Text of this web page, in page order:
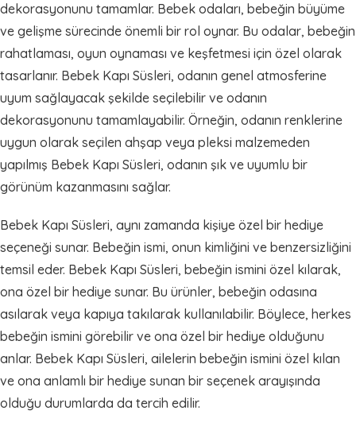
dekorasyonunu tamamlar. Bebek odaları, bebeğin büyüme
ve gelişme sürecinde önemli bir rol oynar. Bu odalar, bebeğin
rahatlaması, oyun oynaması ve keşfetmesi için özel olarak
tasarlanır. Bebek Kapı Süsleri, odanın genel atmosferine
uyum sağlayacak şekilde seçilebilir ve odanın
dekorasyonunu tamamlayabilir. Örneğin, odanın renklerine
uygun olarak seçilen ahşap veya pleksi malzemeden
yapılmış Bebek Kapı Süsleri, odanın şık ve uyumlu bir
görünüm kazanmasını sağlar.
Bebek Kapı Süsleri, aynı zamanda kişiye özel bir hediye
seçeneği sunar. Bebeğin ismi, onun kimliğini ve benzersizliğini
temsil eder. Bebek Kapı Süsleri, bebeğin ismini özel kılarak,
ona özel bir hediye sunar. Bu ürünler, bebeğin odasına
asılarak veya kapıya takılarak kullanılabilir. Böylece, herkes
bebeğin ismini görebilir ve ona özel bir hediye olduğunu
anlar. Bebek Kapı Süsleri, ailelerin bebeğin ismini özel kılan
ve ona anlamlı bir hediye sunan bir seçenek arayışında
olduğu durumlarda da tercih edilir.